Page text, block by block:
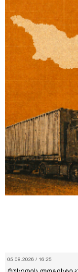
05.08.2026 / 16:25